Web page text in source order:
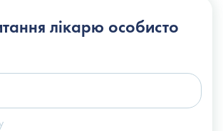
111
лікарю особисто